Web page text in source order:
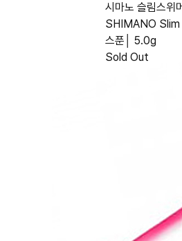
시마노 슬림스
SHIMANO
스푼│ 5.0g
Sold Out